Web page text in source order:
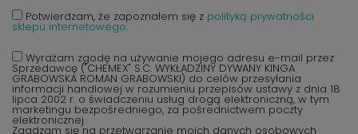
Potwierdzam, że zapoznałem się z polityką prywatności
sklepu internetowego.
Wyrażam zgodę na używanie mojego adresu e-mail przez
Sprzedawcę ("CHEMEX" S.C. WYKŁADZINY DYWANY KINGA
GRABOWSKA ROMAN GRABOWSKI) do celów przesyłania
informacji handlowej w rozumieniu przepisów ustawy z dnia 18
lipca 2002 r. o świadczeniu usług drogą elektroniczną, w tym
marketingu bezpośredniego, za pośrednictwem poczty
elektronicznej.
Zgadzam się na przetwarzanie moich danych osobowych